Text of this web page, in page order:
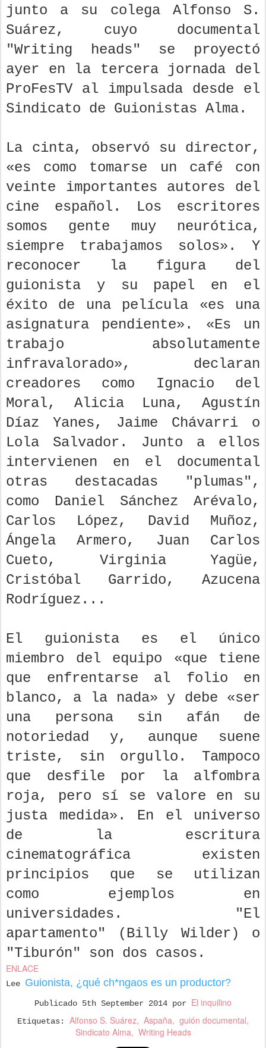
junto a su colega Alfonso S.
Suárez, cuyo documental
"Writing heads" se proyectó
ayer en la tercera jornada del
ProFesTV al impulsada desde el
Sindicato de Guionistas Alma.
La cinta, observó su director,
«es como tomarse un café con
veinte importantes autores del
cine español. Los escritores
somos gente muy neurótica,
siempre trabajamos solos». Y
reconocer la figura del
guionista y su papel en el
éxito de una película «es una
asignatura pendiente». «Es un
trabajo absolutamente
infravalorado», declaran
creadores como Ignacio del
Moral, Alicia Luna, Agustín
Díaz Yanes, Jaime Chávarri o
Lola Salvador. Junto a ellos
intervienen en el documental
otras destacadas "plumas",
como Daniel Sánchez Arévalo,
Carlos López, David Muñoz,
Ángela Armero, Juan Carlos
Cueto, Virginia Yagüe,
Cristóbal Garrido, Azucena
Rodríguez...
El guionista es el único
miembro del equipo «que tiene
que enfrentarse al folio en
blanco, a la nada» y debe «ser
una persona sin afán de
notoriedad y, aunque suene
triste, sin orgullo. Tampoco
que desfile por la alfombra
roja, pero sí se valore en su
justa medida». En el universo
de la escritura
cinematográfica existen
principios que se utilizan
como ejemplos en
universidades. "El
apartamento" (Billy Wilder) o
"Tiburón" son dos casos.
ENLACE
Lee Guionista, ¿qué ch*ngaos es un productor?
Publicado 5th September 2014 por El inquilino
Etiquetas: Alfonso S. Suárez Aspaña guión documental
Sindicato Alma
Writing Heads